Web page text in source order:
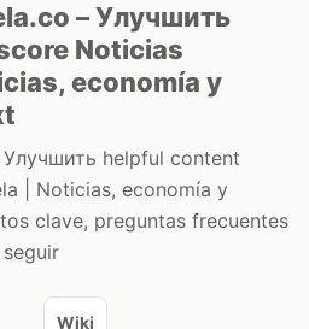
– Улучшить
Noticias
economía y
helpful content
| Noticias, economía y
clave, preguntas frecuentes
Wiki